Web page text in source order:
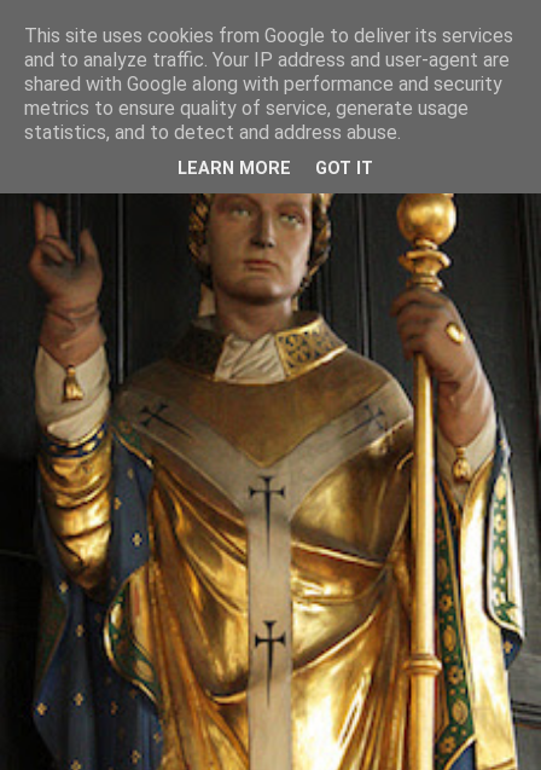
This site uses cookies from Google to deliver its services
and to analyze traffic. Your IP address and user-agent are
shared with Google along with performance and security
metrics to ensure quality of service, generate usage
statistics, and to detect and address abuse.
LEARN MORE GOT IT